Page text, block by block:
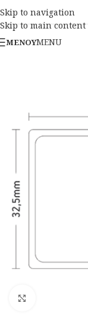
Skip to navigation
Skip to main content
ΜΕΝΟΎMENU